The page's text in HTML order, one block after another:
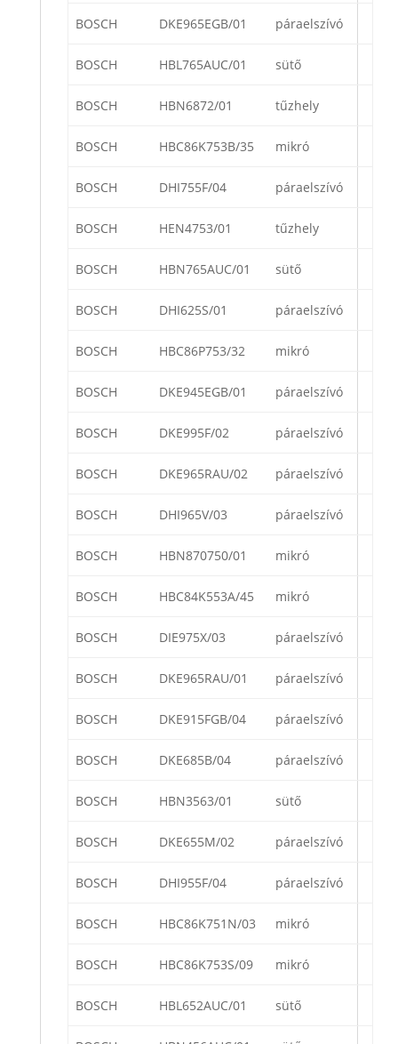
BOSCH DKE965EGB/01 páraelszívó
BOSCH HBL765AUC/01 sütő
BOSCH HBN6872/01 tűzhely
BOSCH HBC86K753B/35 mikró
BOSCH DHI755F/04 páraelszívó
BOSCH HEN4753/01 tűzhely
BOSCH HBN765AUC/01 sütő
BOSCH DHI625S/01 páraelszívó
BOSCH HBC86P753/32 mikró
BOSCH DKE945EGB/01 páraelszívó
BOSCH DKE995F/02 páraelszívó
BOSCH DKE965RAU/02 páraelszívó
BOSCH DHI965V/03 páraelszívó
BOSCH HBN870750/01 mikró
BOSCH HBC84K553A/45 mikró
BOSCH DIE975X/03 páraelszívó
BOSCH DKE965RAU/01 páraelszívó
BOSCH DKE915FGB/04 páraelszívó
BOSCH DKE685B/04 páraelszívó
BOSCH HBN3563/01 sütő
BOSCH DKE655M/02 páraelszívó
BOSCH DHI955F/04 páraelszívó
BOSCH HBC86K751N/03 mikró
BOSCH HBC86K753S/09 mikró
BOSCH HBL652AUC/01 sütő